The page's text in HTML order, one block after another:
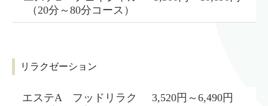
（20分～80分コース）
リラクゼーション
エステA フッドリラク
3,520円～6,490円